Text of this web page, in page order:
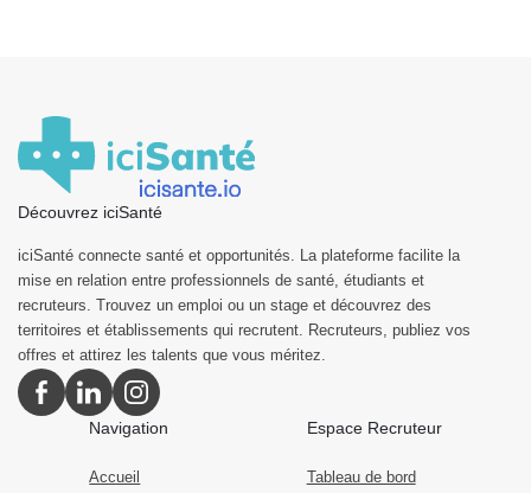
Découvrez iciSanté
iciSanté connecte santé et opportunités. La plateforme facilite la
mise en relation entre professionnels de santé, étudiants et
recruteurs. Trouvez un emploi ou un stage et découvrez des
territoires et établissements qui recrutent. Recruteurs, publiez vos
offres et attirez les talents que vous méritez.
Navigation
Accueil
Espace Recruteur
Tableau de bord